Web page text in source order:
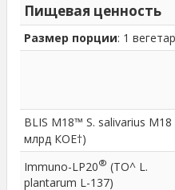
Пищевая ценность
Размер порции: 1
BLIS M18™ S. salivarius M18
млрд КОЕ†)
Immuno-LP20® (ТО^ L.
plantarum L-137)